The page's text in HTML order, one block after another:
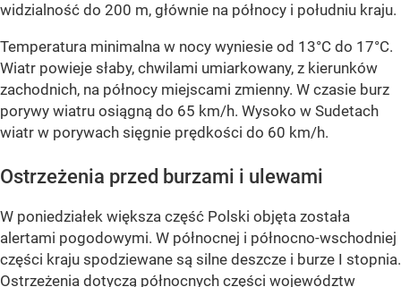
widzialność do 200 m, głównie na północy i południu kraju.
Temperatura minimalna w nocy wyniesie od 13°C do 17°C.
Wiatr powieje słaby, chwilami umiarkowany, z kierunków
zachodnich, na północy miejscami zmienny. W czasie burz
porywy wiatru osiągną do 65 km/h. Wysoko w Sudetach
wiatr w porywach sięgnie prędkości do 60 km/h.
Ostrzeżenia przed burzami i ulewami
W poniedziałek większa część Polski objęta została
alertami pogodowymi. W północnej i północno-wschodniej
części kraju spodziewane są silne deszcze i burze I stopnia.
Ostrzeżenia dotyczą północnych części województw